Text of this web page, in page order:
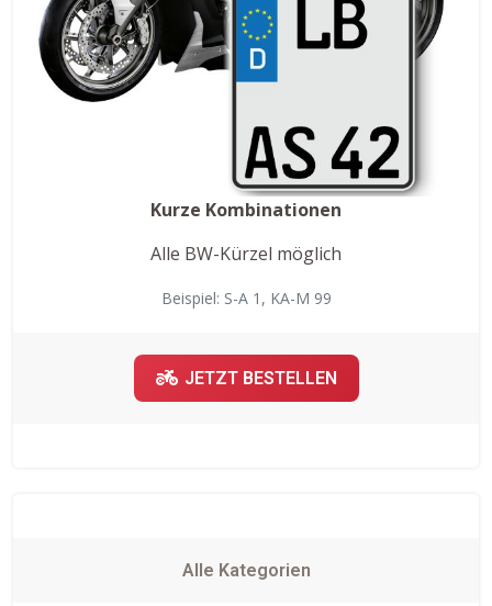
Kurze Kombinationen
Alle BW-Kürzel möglich
Beispiel: S-A 1, KA-M 99
JETZT BESTELLEN
Alle Kategorien